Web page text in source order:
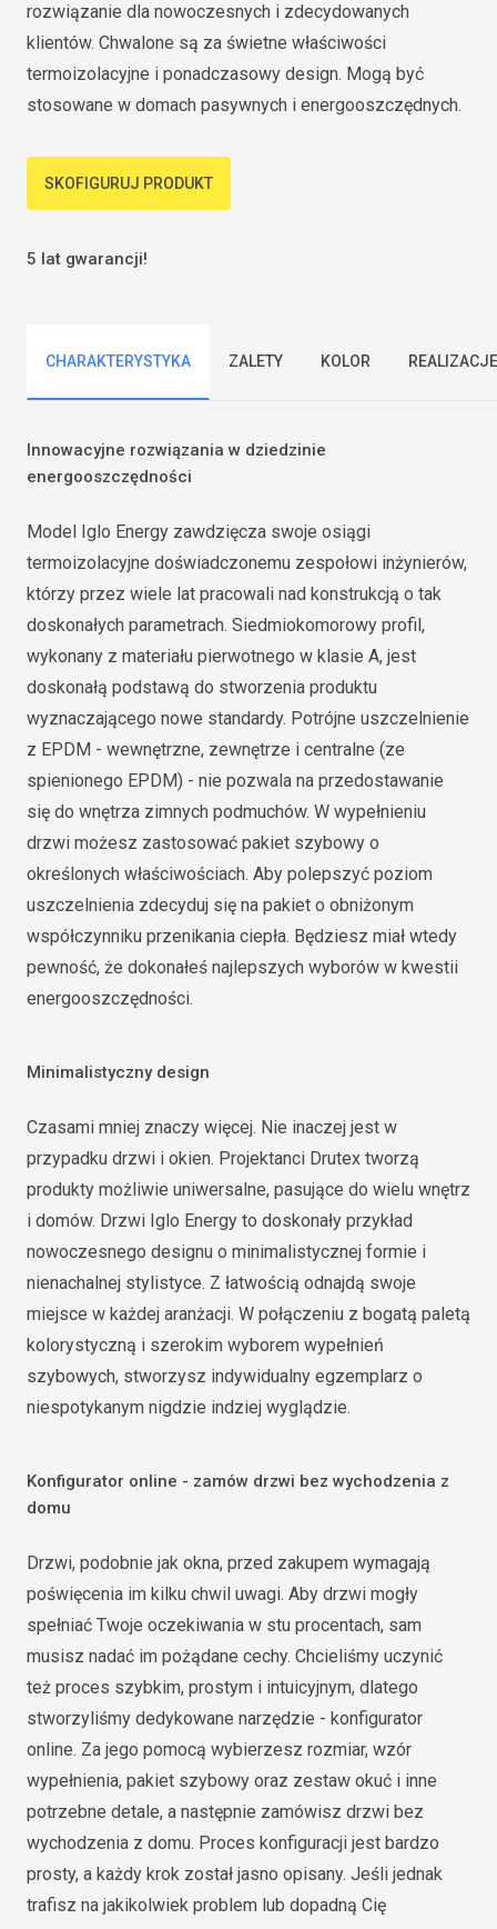
rozwiązanie dla nowoczesnych i zdecydowanych
klientów. Chwalone są za świetne właściwości
termoizolacyjne i ponadczasowy design. Mogą być
stosowane w domach pasywnych i energooszczędnych.
SKOFIGURUJ PRODUKT
5 lat gwarancji!
CHARAKTERYSTYKA ZALETY KOLOR REALIZACJE
Innowacyjne rozwiązania w dziedzinie
energooszczędności
Model Iglo Energy zawdzięcza swoje osiągi
termoizolacyjne doświadczonemu zespołowi inżynierów,
którzy przez wiele lat pracowali nad konstrukcją o tak
doskonałych parametrach. Siedmiokomorowy profil,
wykonany z materiału pierwotnego w klasie A, jest
doskonałą podstawą do stworzenia produktu
wyznaczającego nowe standardy. Potrójne uszczelnienie
z EPDM - wewnętrzne, zewnętrze i centralne (ze
spienionego EPDM) - nie pozwala na przedostawanie
się do wnętrza zimnych podmuchów. W wypełnieniu
drzwi możesz zastosować pakiet szybowy o
określonych właściwościach. Aby polepszyć poziom
uszczelnienia zdecyduj się na pakiet o obniżonym
współczynniku przenikania ciepła. Będziesz miał wtedy
pewność, że dokonałeś najlepszych wyborów w kwestii
energooszczędności.
Minimalistyczny design
Czasami mniej znaczy więcej. Nie inaczej jest w
przypadku drzwi i okien. Projektanci Drutex tworzą
produkty możliwie uniwersalne, pasujące do wielu wnętrz
i domów. Drzwi Iglo Energy to doskonały przykład
nowoczesnego designu o minimalistycznej formie i
nienachalnej stylistyce. Z łatwością odnajdą swoje
miejsce w każdej aranżacji. W połączeniu z bogatą paletą
kolorystyczną i szerokim wyborem wypełnień
szybowych, stworzysz indywidualny egzemplarz o
niespotykanym nigdzie indziej wyglądzie.
Konfigurator online - zamów drzwi bez wychodzenia z
domu
Drzwi, podobnie jak okna, przed zakupem wymagają
poświęcenia im kilku chwil uwagi. Aby drzwi mogły
spełniać Twoje oczekiwania w stu procentach, sam
musisz nadać im pożądane cechy. Chcieliśmy uczynić
też proces szybkim, prostym i intuicyjnym, dlatego
stworzyliśmy dedykowane narzędzie - konfigurator
online. Za jego pomocą wybierzesz rozmiar, wzór
wypełnienia, pakiet szybowy oraz zestaw okuć i inne
potrzebne detale, a następnie zamówisz drzwi bez
wychodzenia z domu. Proces konfiguracji jest bardzo
prosty, a każdy krok został jasno opisany. Jeśli jednak
trafisz na jakikolwiek problem lub dopadną Cię